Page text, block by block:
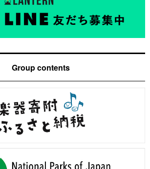
Group contents